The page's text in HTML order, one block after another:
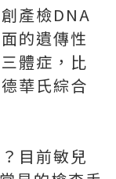
產檢DNA
的遺傳性
體症，比
華氏綜合
目前敏兒